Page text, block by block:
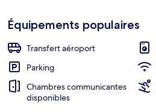
Équipements populaires
Transfert aéroport
Parking
Chambres communicantes
disponibles